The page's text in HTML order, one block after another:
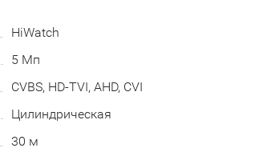
HiWatch
5 Мп
CVBS, HD-TVI, AHD, CVI
Цилиндрическая
30 м